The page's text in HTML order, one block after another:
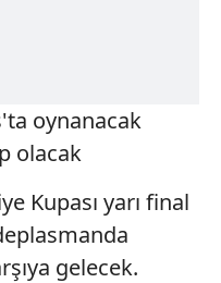
oynanacak
olacak
Kupası yarı final
gelecek.